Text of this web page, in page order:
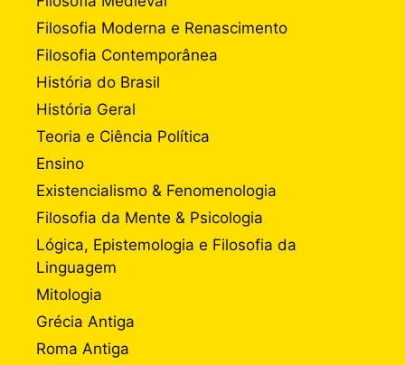
Filosofia Moderna e Renascimento
Filosofia Contemporânea
História do Brasil
História Geral
Teoria e Ciência Política
Ensino
Existencialismo & Fenomenologia
Filosofia da Mente & Psicologia
Lógica, Epistemologia e Filosofia da
Linguagem
Mitologia
Grécia Antiga
Roma Antiga